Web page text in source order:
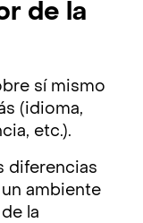
de la
sí mismo
(idioma,
etc.).
diferencias
ambiente
la